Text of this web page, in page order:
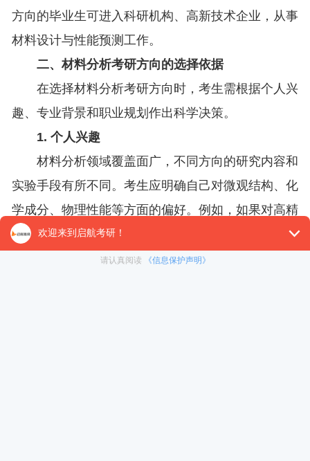
方向的毕业生可进入科研机构、高新技术企业，从事
材料设计与性能预测工作。
二、材料分析考研方向的选择依据
在选择材料分析考研方向时，考生需根据个人兴
趣、专业背景和职业规划作出科学决策。
1. 个人兴趣
材料分析领域覆盖面广，不同方向的研究内容和
实验手段有所不同。考生应明确自己对微观结构、化
学成分、物理性能等方面的偏好。例如，如果对高精
度设备操作和微观观测兴趣浓厚，可选择微观结构分
析方向;而对成分测定和化学实验更感兴趣的考生则